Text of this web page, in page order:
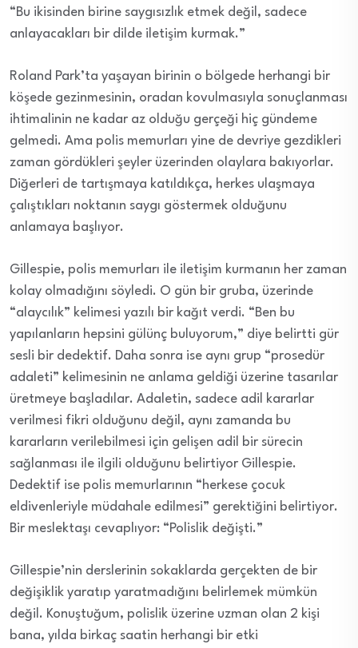
“Bu ikisinden birine saygısızlık etmek değil, sadece
anlayacakları bir dilde iletişim kurmak.”
Roland Park’ta yaşayan birinin o bölgede herhangi bir
köşede gezinmesinin, oradan kovulmasıyla sonuçlanması
ihtimalinin ne kadar az olduğu gerçeği hiç gündeme
gelmedi. Ama polis memurları yine de devriye gezdikleri
zaman gördükleri şeyler üzerinden olaylara bakıyorlar.
Diğerleri de tartışmaya katıldıkça, herkes ulaşmaya
çalıştıkları noktanın saygı göstermek olduğunu
anlamaya başlıyor.
Gillespie, polis memurları ile iletişim kurmanın her zaman
kolay olmadığını söyledi. O gün bir gruba, üzerinde
“alaycılık” kelimesi yazılı bir kağıt verdi. “Ben bu
yapılanların hepsini gülünç buluyorum,” diye belirtti gür
sesli bir dedektif. Daha sonra ise aynı grup “prosedür
adaleti” kelimesinin ne anlama geldiği üzerine tasarılar
üretmeye başladılar. Adaletin, sadece adil kararlar
verilmesi fikri olduğunu değil, aynı zamanda bu
kararların verilebilmesi için gelişen adil bir sürecin
sağlanması ile ilgili olduğunu belirtiyor Gillespie.
Dedektif ise polis memurlarının “herkese çocuk
eldivenleriyle müdahale edilmesi” gerektiğini belirtiyor.
Bir meslektaşı cevaplıyor: “Polislik değişti.”
Gillespie’nin derslerinin sokaklarda gerçekten de bir
değişiklik yaratıp yaratmadığını belirlemek mümkün
değil. Konuştuğum, polislik üzerine uzman olan 2 kişi
bana, yılda birkaç saatin herhangi bir etki